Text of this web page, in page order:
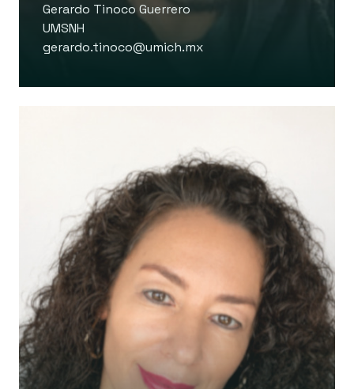
Gerardo Tinoco Guerrero
UMSNH
gerardo.tinoco@umich.mx